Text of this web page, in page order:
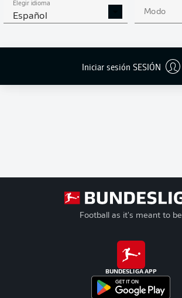
Elegir idioma
Español Modo
Iniciar sesión SESIÓN
Football as it's meant to be
BUNDESLIGA APP